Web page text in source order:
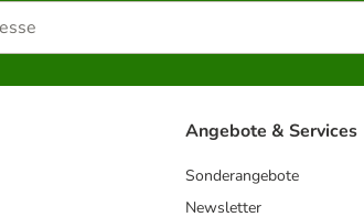
Angebote & Services
Sonderangebote
Newsletter